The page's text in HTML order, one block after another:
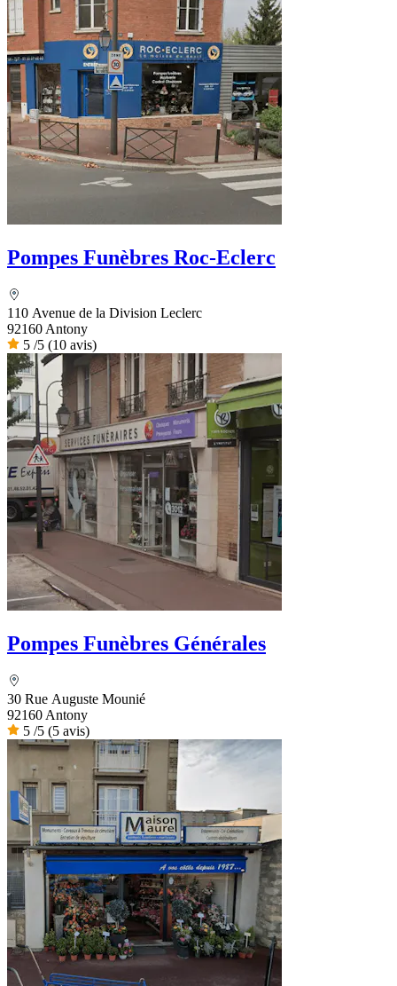
Pompes Funèbres Roc-Eclerc
110 Avenue de la Division Leclerc
92160 Antony
5 /5 (10 avis)
Pompes Funèbres Générales
30 Rue Auguste Mounié
92160 Antony
5 /5 (5 avis)